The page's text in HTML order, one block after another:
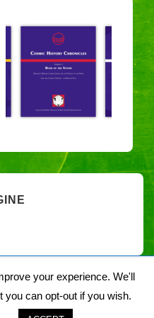
daTema responsive
your experience. We'll
can opt-out if you wish.